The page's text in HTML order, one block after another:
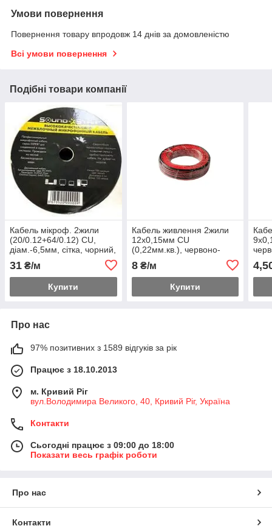
Умови повернення
Повернення товару впродовж 14 днів за домовленістю
Всі умови повернення
Подібні товари компанії
Кабель мікроф. 2жили
(20/0.12+64/0.12) CU,
діам.-6,5мм, сітка, чорний,
31 ₴/м
Купити
Кабель живлення 2жили
12х0,15мм CU
(0,22мм.кв.), червоно-
8₴/м
Купити
Про нас
97% позитивних з 1589 відгуків за рік
Працює з 18.10.2013
м. Кривий Ріг
вул.Володимира Великого, 40, Кривий Ріг, Україна
Контакти
Сьогодні працює з 09:00 до 18:00
Показати весь графік роботи
Про нас
Контакти